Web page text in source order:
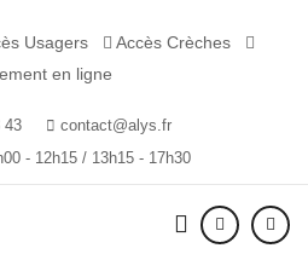
Usagers
Accès Crèches
en ligne
43
contact@alys.fr
- 12h15 / 13h15 - 17h30